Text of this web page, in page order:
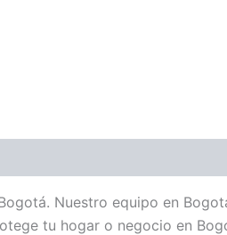
Nuestro equipo en
tu hogar o negocio en